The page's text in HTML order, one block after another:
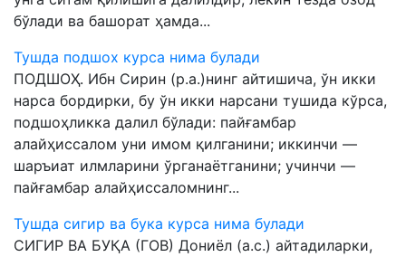
бўлади ва башорат ҳамда...
Тушда подшох курса нима булади
ПОДШОҲ. Ибн Сирин (р.а.)нинг айтишича, ўн икки
нарса бордирки, бу ўн икки нарсани тушида кўрса,
подшоҳликка далил бўлади: пайғамбар
алайҳиссалом уни имом қилганини; иккинчи —
шаръиат илмларини ўрганаётганини; учинчи —
пайғамбар алайҳиссаломнинг...
Тушда сигир ва бука курса нима булади
СИГИР ВА БУҚА (ГОВ) Дониёл (а.с.) айтадиларки,